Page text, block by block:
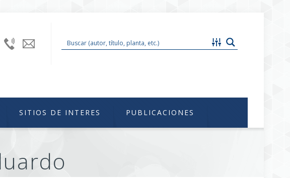
+52
uniiquim@unam.mx
SITIOS DE INTERES PUBLICACIONES